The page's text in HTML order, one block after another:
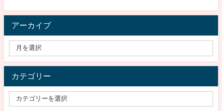
アーカイブ
カテゴリー